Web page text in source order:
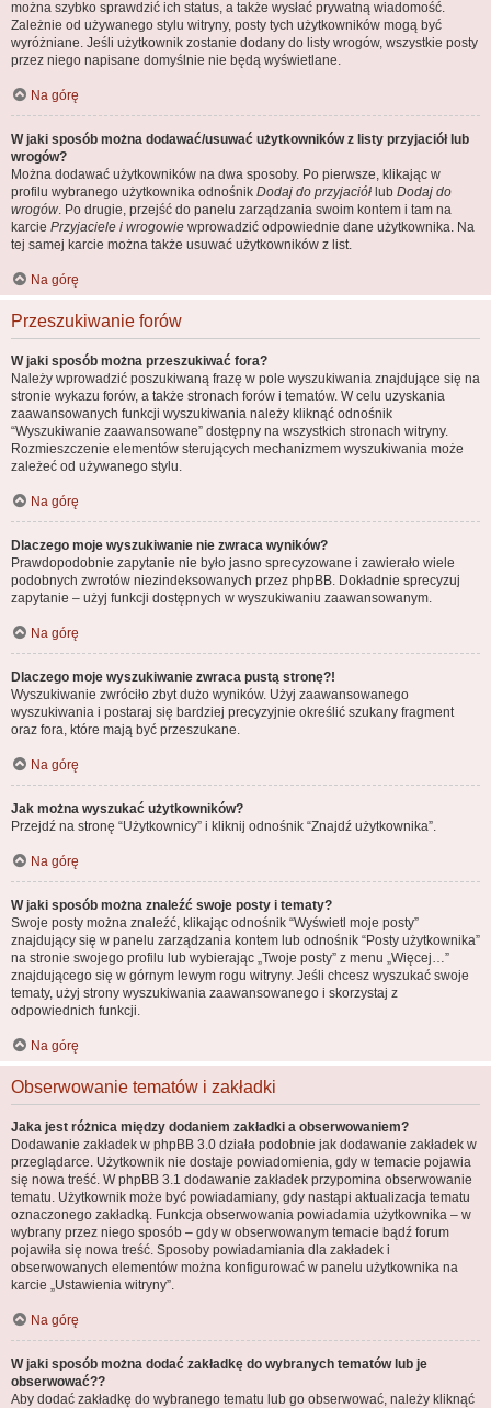
można szybko sprawdzić ich status, a także wysłać prywatną wiadomość.
Zależnie od używanego stylu witryny, posty tych użytkowników mogą być
wyróżniane. Jeśli użytkownik zostanie dodany do listy wrogów, wszystkie posty
przez niego napisane domyślnie nie będą wyświetlane.
Na górę
W jaki sposób można dodawać/usuwać użytkowników z listy przyjaciół lub
wrogów?
Można dodawać użytkowników na dwa sposoby. Po pierwsze, klikając w
profilu wybranego użytkownika odnośnik Dodaj do przyjaciół lub Dodaj do
wrogów. Po drugie, przejść do panelu zarządzania swoim kontem i tam na
karcie Przyjaciele i wrogowie wprowadzić odpowiednie dane użytkownika. Na
tej samej karcie można także usuwać użytkowników z list.
Na górę
Przeszukiwanie forów
W jaki sposób można przeszukiwać fora?
Należy wprowadzić poszukiwaną frazę w pole wyszukiwania znajdujące się na
stronie wykazu forów, a także stronach forów i tematów. W celu uzyskania
zaawansowanych funkcji wyszukiwania należy kliknąć odnośnik
“Wyszukiwanie zaawansowane” dostępny na wszystkich stronach witryny.
Rozmieszczenie elementów sterujących mechanizmem wyszukiwania może
zależeć od używanego stylu.
Na górę
Dlaczego moje wyszukiwanie nie zwraca wyników?
Prawdopodobnie zapytanie nie było jasno sprecyzowane i zawierało wiele
podobnych zwrotów niezindeksowanych przez phpBB. Dokładnie sprecyzuj
zapytanie – użyj funkcji dostępnych w wyszukiwaniu zaawansowanym.
Na górę
Dlaczego moje wyszukiwanie zwraca pustą stronę?!
Wyszukiwanie zwróciło zbyt dużo wyników. Użyj zaawansowanego
wyszukiwania i postaraj się bardziej precyzyjnie określić szukany fragment
oraz fora, które mają być przeszukane.
Na górę
Jak można wyszukać użytkowników?
Przejdź na stronę “Użytkownicy” i kliknij odnośnik “Znajdź użytkownika”.
Na górę
W jaki sposób można znaleźć swoje posty i tematy?
Swoje posty można znaleźć, klikając odnośnik “Wyświetl moje posty”
znajdujący się w panelu zarządzania kontem lub odnośnik “Posty użytkownika”
na stronie swojego profilu lub wybierając „Twoje posty” z menu „Więcej…”
znajdującego się w górnym lewym rogu witryny. Jeśli chcesz wyszukać swoje
tematy, użyj strony wyszukiwania zaawansowanego i skorzystaj z
odpowiednich funkcji.
Na górę
Obserwowanie tematów i zakładki
Jaka jest różnica między dodaniem zakładki a obserwowaniem?
Dodawanie zakładek w phpBB 3.0 działa podobnie jak dodawanie zakładek w
przeglądarce. Użytkownik nie dostaje powiadomienia, gdy w temacie pojawia
się nowa treść. W phpBB 3.1 dodawanie zakładek przypomina obserwowanie
tematu. Użytkownik może być powiadamiany, gdy nastąpi aktualizacja tematu
oznaczonego zakładką. Funkcja obserwowania powiadamia użytkownika – w
wybrany przez niego sposób – gdy w obserwowanym temacie bądź forum
pojawiła się nowa treść. Sposoby powiadamiania dla zakładek i
obserwowanych elementów można konfigurować w panelu użytkownika na
karcie „Ustawienia witryny”.
Na górę
W jaki sposób można dodać zakładkę do wybranych tematów lub je
obserwować??
Aby dodać zakładkę do wybranego tematu lub go obserwować, należy kliknąć